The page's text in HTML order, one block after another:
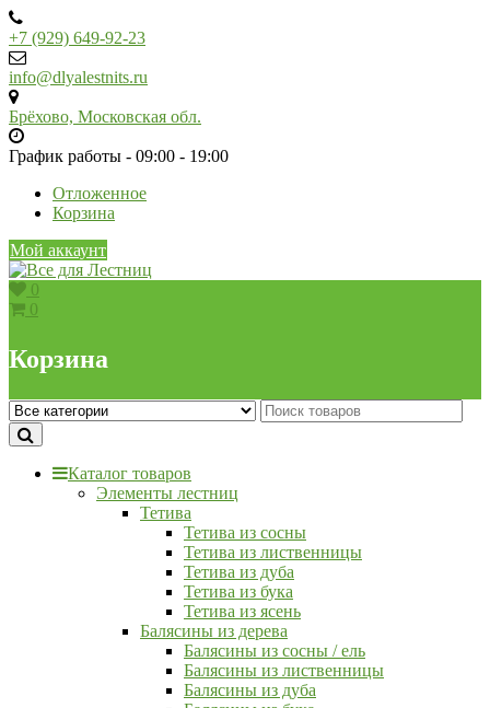
Skip
to
content
+7 (929) 649-92-23
info@dlyalestnits.ru
Брёхово, Московская обл.
График работы - 09:00 - 19:00
Отложенное
Корзина
Мой аккаунт
0
0
Корзина
Каталог товаров
Элементы лестниц
Тетива
Тетива из сосны
Тетива из лиственницы
Тетива из дуба
Тетива из бука
Тетива из ясень
Балясины из дерева
Балясины из сосны / ель
Балясины из лиственницы
Балясины из дуба